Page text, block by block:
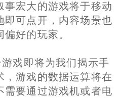
事宏大的游戏将于移动
即可点开，内容场景也
好的玩家。
戏即将为我们揭示手
，游戏的数据运算将在
需要通过游戏机或者电